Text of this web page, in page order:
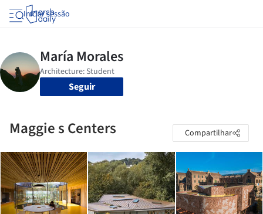
Iniciar sessão
Seguir
Maggie s Centers Compartilhar